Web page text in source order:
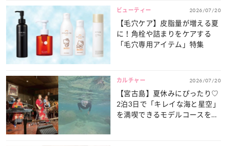
ビューティー 2026/07/20
【毛穴ケア】皮脂量が増える夏
に！角栓や詰まりをケアする
「毛穴専用アイテム」特集
カルチャー 2026/07/20
【宮古島】夏休みにぴったり♡
2泊3日で「キレイな海と星空」
を満喫できるモデルコースをご